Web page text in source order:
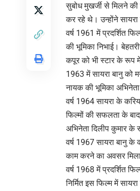
सुबोध मुखर्जी से मिलने
कर रहे थे। उन्होंने सायरा
वर्ष 1961 में प्रदर्शित
की भूमिका निभाई।
कपूर को भी स्टार के रूप
1963 में सायरा बानु को
नायक की भूमिका
वर्ष 1964 सायरा के
फिल्मों की सफलता के बाद
अभिनेता दिलीप कुमार के
वर्ष 1967 सायरा बानु के
काम करने का अवसर मिला
वर्ष 1968 में प्रदर्शित
निर्मित इस फिल्म में